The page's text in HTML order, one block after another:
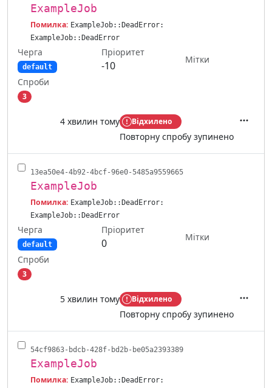
ExampleJob
Помилка: ExampleJob::DeadError:
ExampleJob::DeadError
Черга
default
Пріоритет
-10
Мітки
Спроби
3
4 хвилин тому Відхилено
Повторну спробу зупинено
13ea50e4-4b92-4bcf-96e0-5485a9559665
ExampleJob
Помилка: ExampleJob::DeadError:
ExampleJob::DeadError
Черга
default
Пріоритет
0
Мітки
Спроби
3
5 хвилин тому Відхилено
Повторну спробу зупинено
54cf9863-bdcb-428f-bd2b-be05a2393389
ExampleJob
Помилка: ExampleJob::DeadError: